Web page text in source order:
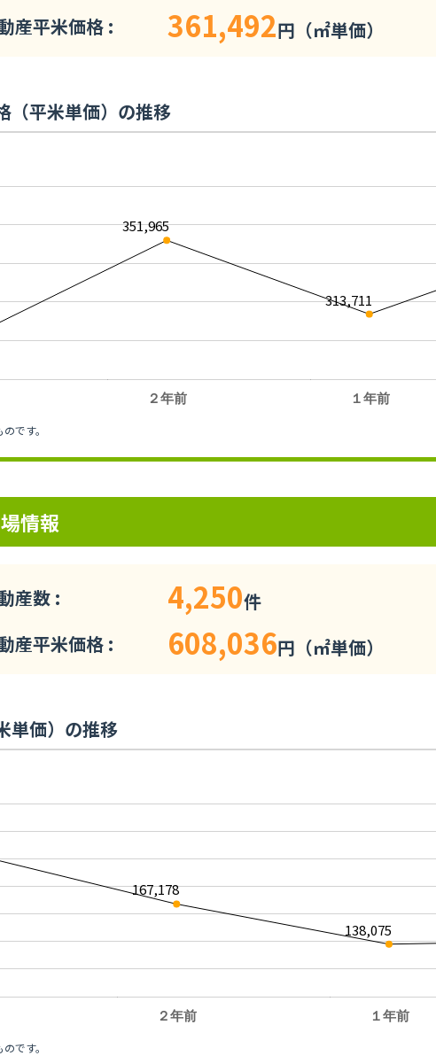
産平米価格 : 361,492円（㎡単価）
（平米単価）の推移
２年前 １年前
351,965
313,711
です。
情報
産数 : 4,250件
産平米価格 : 608,036円（㎡単価）
単価）の推移
２年前 １年前
167,178
138,075
です。